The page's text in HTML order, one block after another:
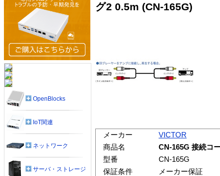
グ2 0.5m (CN-165G)
メーカー
VICTOR
商品名
CN-165G 接続コ
型番
CN-165G
保証条件
メーカー保証
OpenBlocks
IoT関連
ネットワーク
サーバ・ストレージ